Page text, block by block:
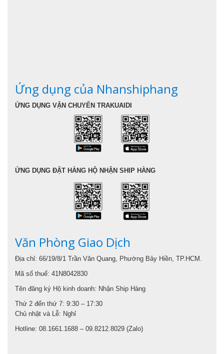
Ứng dụng của Nhanshiphang
ỨNG DỤNG VẬN CHUYỂN TRAKUAIDI
ỨNG DỤNG ĐẶT HÀNG HỘ NHẬN SHIP HÀNG
Văn Phòng Giao Dịch
Địa chỉ: 66/19/8/1 Trần Văn Quang, Phường Bảy Hiền, TP.HCM.
Mã số thuế: 41N8042830
Tên đăng ký Hộ kinh doanh: Nhận Ship Hàng
Thứ 2 đến thứ 7: 9:30 – 17:30
Chủ nhật và Lễ: Nghỉ
Hotline: 08.1661.1688 – 09.8212.8029 (Zalo)